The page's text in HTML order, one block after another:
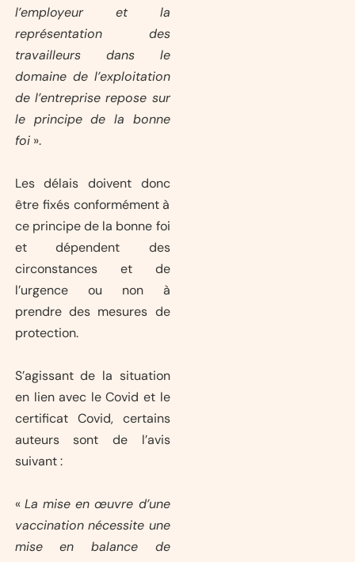
l’employeur et la
représentation des
travailleurs dans le
domaine de l’exploitation
de l’entreprise repose sur
le principe de la bonne
foi».
Les délais doivent donc
être fixés conformément à
ce principe de la bonne foi
et dépendent des
circonstances et de
l’urgence ou non à
prendre des mesures de
protection.
S’agissant de la situation
en lien avec le Covid et le
certificat Covid, certains
auteurs sont de l’avis
suivant :
«La mise en œuvre d’une
vaccination nécessite une
mise en balance de